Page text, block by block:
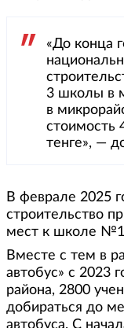
«До конца
3 школы в
в
стоимость
тенге», —
В феврале 2025
строительство
мест к школе
Вместе с тем в
автобус» c 2023
района, 2800
добираться до